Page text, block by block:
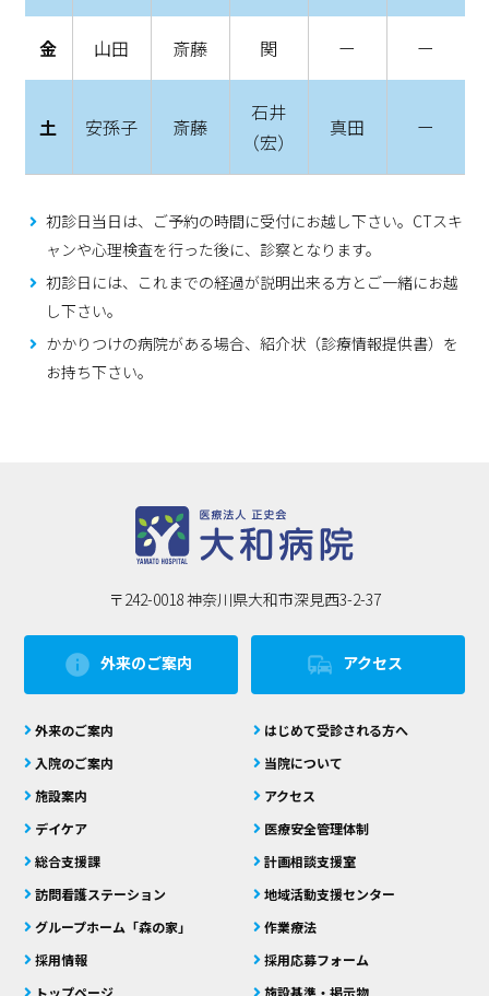
金 山田 斎藤 関 ー ー
土 安孫子 斎藤
石井
（宏）
真田 ー
初診日当日は、ご予約の時間に受付にお越し下さい。CTスキ
ャンや心理検査を行った後に、診察となります。
初診日には、これまでの経過が説明出来る方とご一緒にお越
し下さい。
かかりつけの病院がある場合、紹介状（診療情報提供書）を
お持ち下さい。
〒242-0018 神奈川県大和市深見西3-2-37
info 外来のご案内 commute アクセス
外来のご案内
はじめて受診される方へ
入院のご案内
当院について
施設案内
アクセス
デイケア
医療安全管理体制
総合支援課
計画相談支援室
訪問看護ステーション
地域活動支援センター
グループホーム「森の家」
作業療法
採用情報
採用応募フォーム
トップページ
施設基準・掲示物